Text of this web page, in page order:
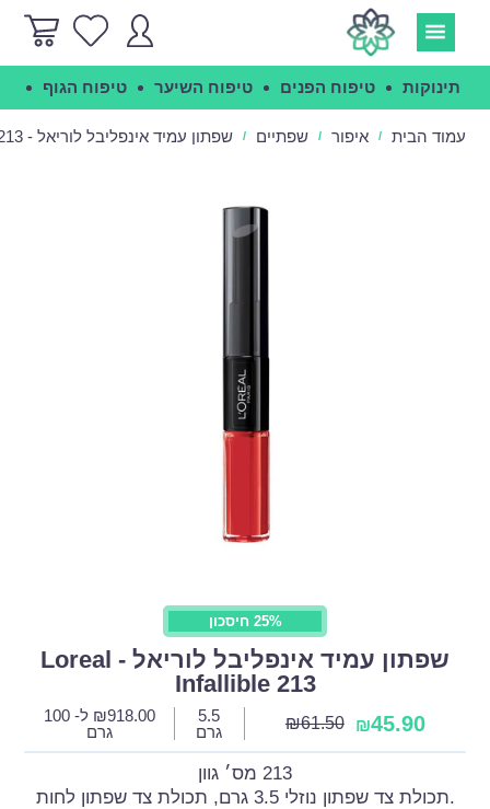
תינוקות טיפוח הפנים טיפוח השיער טיפוח הגוף
עמוד הבית / איפור / שפתיים / שפתון עמיד אינפליבל לוריאל - Loreal Infallible 213
25% חיסכון
שפתון עמיד אינפליבל לוריאל - Loreal
Infallible 213
₪45.90
₪61.50
5.5
גרם
₪918.00
ל- 100
גרם
213 מס׳ גוון
.תכולת צד שפתון נוזלי 3.5 גרם, תכולת צד שפתון לחות